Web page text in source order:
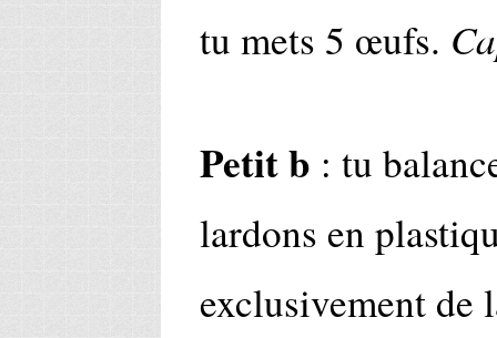
tu mets 5 œufs.
Petit b : tu
lardons en
exclusivement de